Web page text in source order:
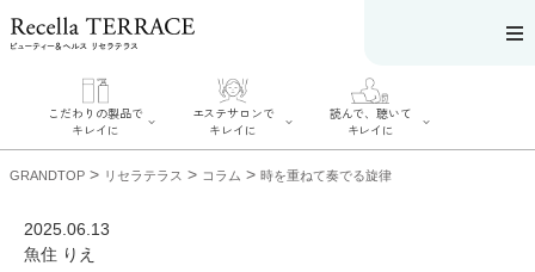
こだわりの製品で
キレイに
エステサロンで
キレイに
読んで、聴いて
キレイに
GRANDTOP > リセラテラス > コラム > 時を重ねて奏でる旋律
2025.06.13
魚住 りえ